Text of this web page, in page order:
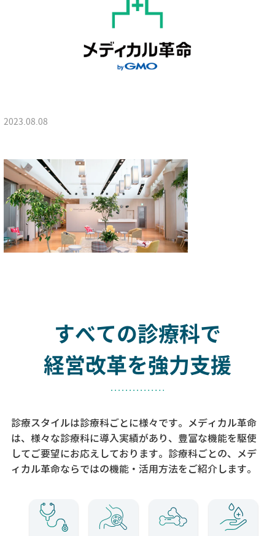
2023.08.08
すべての診療科で
経営改革を強力支援
診療スタイルは診療科ごとに様々です。メディカル革命
は、様々な診療科に導入実績があり、 豊富な機能を駆使
してご要望にお応えしております。 診療科ごとの、メデ
ィカル革命ならではの機能・活用方法をご紹介します。